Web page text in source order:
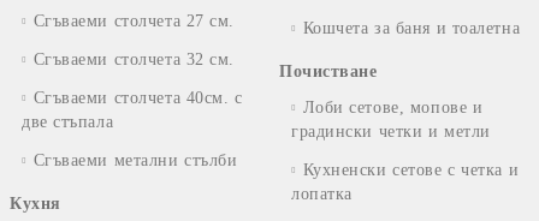
Сгъваеми столчета 27 см.
Сгъваеми столчета 32 см.
Сгъваеми столчета 40см. с
две стъпала
Сгъваеми метални стълби
Кухня
Кошчета за баня и тоалетна
Почистване
Лоби сетове, мопове и
градински четки и метли
Кухненски сетове с четка и
лопатка